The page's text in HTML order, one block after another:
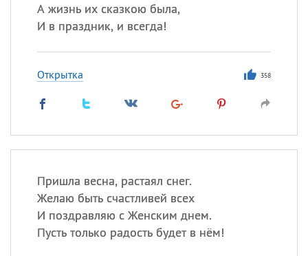
А жизнь их сказкою была,
И в праздник, и всегда!
Открытка 358
Пришла весна, растаял снег.
Желаю быть счастливей всех
И поздравляю с Женским днем.
Пусть только радость будет в нём!